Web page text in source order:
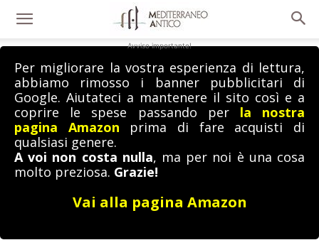
Avviso importante!
Per migliorare la vostra esperienza di lettura,
abbiamo rimosso i banner pubblicitari di
Google. Aiutateci a mantenere il sito così e a
coprire le spese passando per la nostra
pagina Amazon prima di fare acquisti di
qualsiasi genere.
A voi non costa nulla, ma per noi è una cosa
molto preziosa. Grazie!
Vai alla pagina Amazon